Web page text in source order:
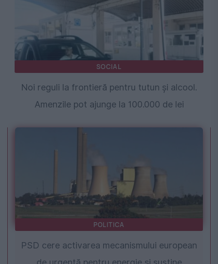
SOCIAL
Noi reguli la frontieră pentru tutun și alcool.
Amenzile pot ajunge la 100.000 de lei
POLITICA
PSD cere activarea mecanismului european